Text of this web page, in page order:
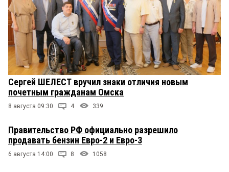
Сергей ШЕЛЕСТ вручил знаки отличия новым
почетным гражданам Омска
8 августа 09:30 4 339
Правительство РФ официально разрешило
продавать бензин Евро-2 и Евро-3
6 августа 14:00 8 1058